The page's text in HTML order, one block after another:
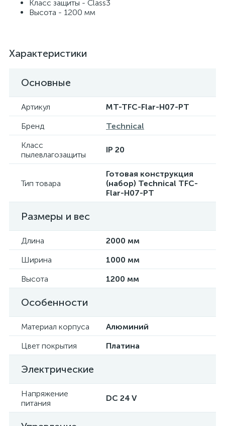
Класс защиты - Class3
Высота - 1200 мм
Характеристики
Основные
Артикул
MT-TFC-Flar-H07-PT
Бренд
Technical
Класс
пылевлагозащиты
IP 20
Тип товара
Готовая конструкция
(набор) Technical TFC-
Flar-H07-PT
Размеры и вес
Длина
2000 мм
Ширина
1000 мм
Высота
1200 мм
Особенности
Материал корпуса
Алюминий
Цвет покрытия
Платина
Электрические
Напряжение
питания
DC 24 V